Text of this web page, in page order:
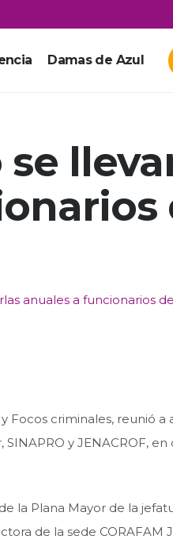
Damas de Azul
se
anuales a funcionarios
Focos criminales, reunió a
y JENACROF, en
la Plana Mayor de la
de la sede CORAFAM